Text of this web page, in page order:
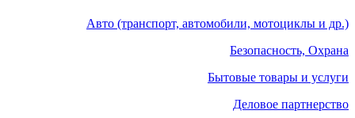
Авто (транспорт, автомобили, мотоциклы и др.)
Безопасность, Охрана
Бытовые товары и услуги
Деловое партнерство